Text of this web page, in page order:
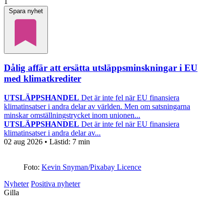
Spara nyhet
Dålig affär att ersätta utsläppsminskningar i EU
med klimatkrediter
UTSLÄPPSHANDEL Det är inte fel när EU finansiera
klimatinsatser i andra delar av världen. Men om satsningarna
minskar omställningstrycket inom unionen...
UTSLÄPPSHANDEL Det är inte fel när EU finansiera
klimatinsatser i andra delar av...
02 aug 2026 • Lästid: 7 min
Foto: Kevin Snyman/Pixabay Licence
Nyheter Positiva nyheter
Gilla